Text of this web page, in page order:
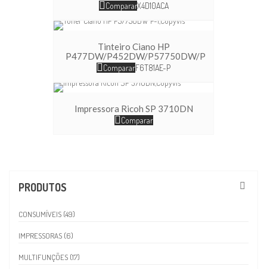
CompararX4D10ACA
Tinteiro Ciano HP
P477DW/P452DW/P57750DW/P
CompararF6T81AE-P
Impressora Ricoh SP 3710DN
Comparar
PRODUTOS
CONSUMÍVEIS (49)
IMPRESSORAS (6)
MULTIFUNÇÕES (17)